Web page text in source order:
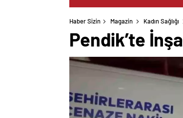
Haber Sizin Magazin Kadın Sağlığı
Pendik’te